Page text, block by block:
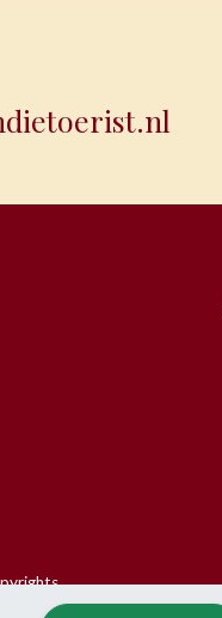
van BourgondiëToerist.